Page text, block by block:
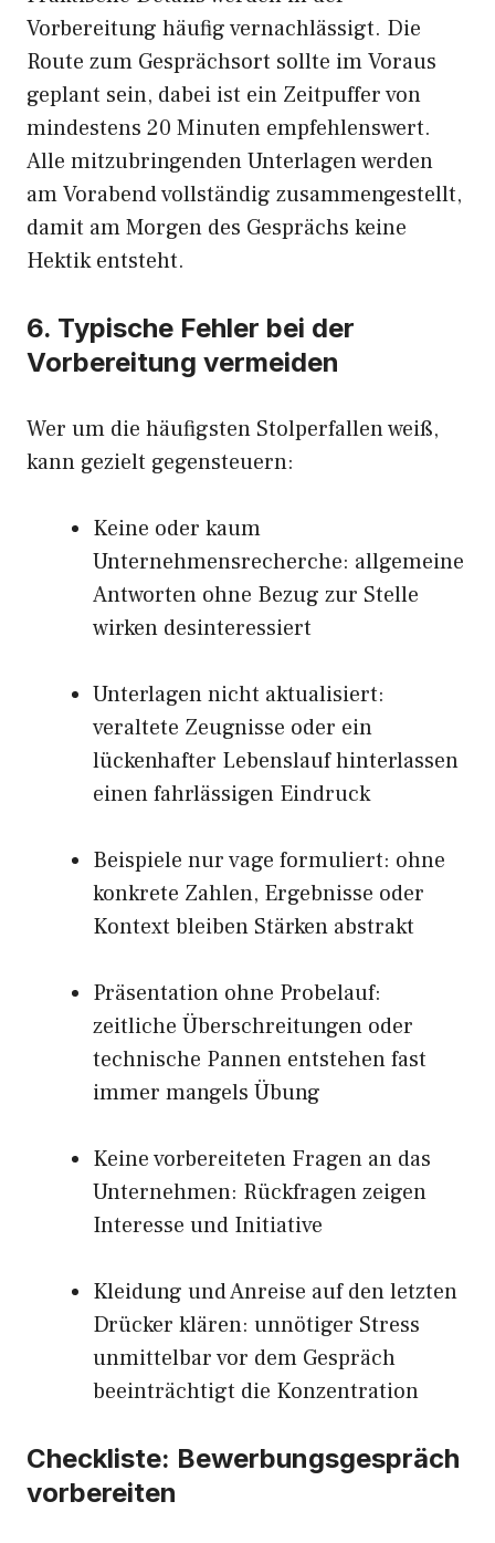
Vorbereitung häufig vernachlässigt. Die
Route zum Gesprächsort sollte im Voraus
geplant sein, dabei ist ein Zeitpuffer von
mindestens 20 Minuten empfehlenswert.
Alle mitzubringenden Unterlagen werden
am Vorabend vollständig zusammengestellt,
damit am Morgen des Gesprächs keine
Hektik entsteht.
6. Typische Fehler bei der
Vorbereitung vermeiden
Wer um die häufigsten Stolperfallen weiß,
kann gezielt gegensteuern:
Keine oder kaum
Unternehmensrecherche: allgemeine
Antworten ohne Bezug zur Stelle
wirken desinteressiert
Unterlagen nicht aktualisiert:
veraltete Zeugnisse oder ein
lückenhafter Lebenslauf hinterlassen
einen fahrlässigen Eindruck
Beispiele nur vage formuliert: ohne
konkrete Zahlen, Ergebnisse oder
Kontext bleiben Stärken abstrakt
Präsentation ohne Probelauf:
zeitliche Überschreitungen oder
technische Pannen entstehen fast
immer mangels Übung
Keine vorbereiteten Fragen an das
Unternehmen: Rückfragen zeigen
Interesse und Initiative
Kleidung und Anreise auf den letzten
Drücker klären: unnötiger Stress
unmittelbar vor dem Gespräch
beeinträchtigt die Konzentration
Checkliste: Bewerbungsgespräch
vorbereiten